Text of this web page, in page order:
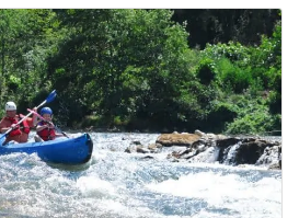
hutten zonder sanitair te